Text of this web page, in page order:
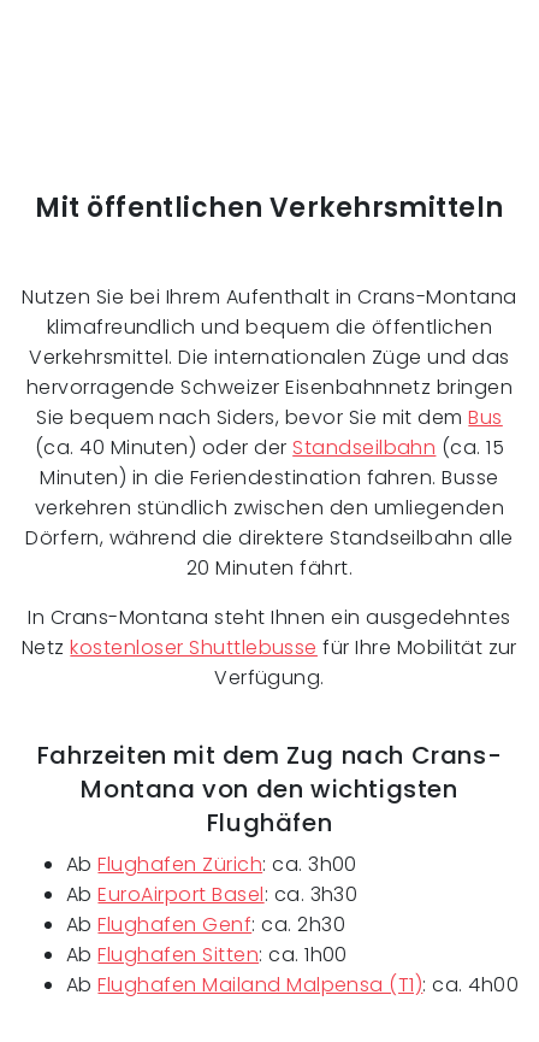
Mit öffentlichen Verkehrsmitteln
Nutzen Sie bei Ihrem Aufenthalt in Crans-Montana
klimafreundlich und bequem die öffentlichen
Verkehrsmittel. Die internationalen Züge und das
hervorragende Schweizer Eisenbahnnetz bringen
Sie bequem nach Siders, bevor Sie mit demBus
(ca. 40 Minuten) oder der Standseilbahn (ca. 15
Minuten) in die Feriendestination fahren. Busse
verkehren stündlich zwischen den umliegenden
Dörfern, während die direktere Standseilbahn alle
20 Minuten fährt.
In Crans-Montana steht Ihnen ein ausgedehntes
Netzkostenloser Shuttlebusse für Ihre Mobilität zur
Verfügung.
Fahrzeiten mit dem Zug nach Crans-
Montana von den wichtigsten
Flughäfen
AbFlughafen Zürich: ca. 3h00
AbEuroAirport Basel: ca. 3h30
AbFlughafen Genf: ca. 2h30
AbFlughafen Sitten: ca. 1h00
AbFlughafen Mailand Malpensa (T1): ca. 4h00